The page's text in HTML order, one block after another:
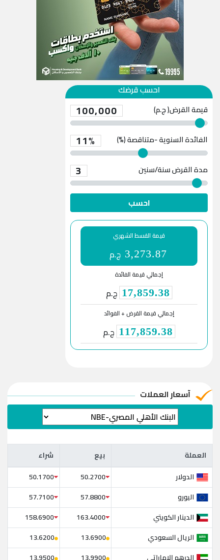
احسب قرضك
قيمة القرض( ج.م) 100,000
الفائدة السنوية -متناقصة (%) 11%
مدة القرض 3 سنة/سنين
احسب
قيمة القسط الشهري
3,273.87 ج.م
إجمالي قيمة الفائدة
17,859.38 ج.م
إجمالي قيمة القرض + الفوائد
117,859.38 ج.م
آسعار العملات
العملة بيع شراء العملة بيع
شراء
الدولار
50.2700
50.1700
اليورو
57.8800
57.7100
الدينار الكويتي
163.4000
158.6900
الريال السعودي
13.6900
13.6200
الدرهم الإماراتي